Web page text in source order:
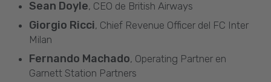
Sean Doyle, CEO de British Airways
Giorgio Ricci, Chief Revenue Officer del FC Inter
Milan
Fernando Machado, Operating Partner en
Garnett Station Partners